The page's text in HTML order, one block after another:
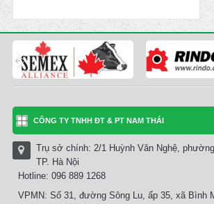
CÔNG TY TNHH ĐT & PT NAM THÁI
Trụ sở chính: 2/1 Huỳnh Văn Nghệ,
TP. Hà Nội
Hotline: 096 889 1268
VPMN: Số 31, đường Sông Lu, ấp 35, xã Bình